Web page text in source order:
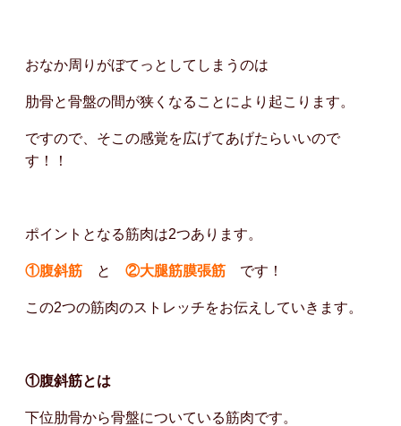
おなか周りがぼてっとしてしまうのは
肋骨と骨盤の間が狭くなることにより起こります。
ですので、そこの感覚を広げてあげたらいいので
す！！
ポイントとなる筋肉は2つあります。
①腹斜筋 と ②大腿筋膜張筋 です！
この2つの筋肉のストレッチをお伝えしていきます。
①腹斜筋とは
下位肋骨から骨盤についている筋肉です。